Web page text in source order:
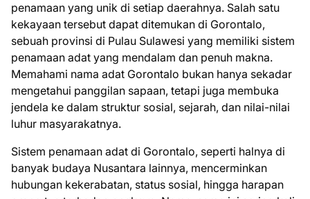
penamaan yang unik di setiap daerahnya. Salah satu
kekayaan tersebut dapat ditemukan di Gorontalo,
sebuah provinsi di Pulau Sulawesi yang memiliki sistem
penamaan adat yang mendalam dan penuh makna.
Memahami nama adat Gorontalo bukan hanya sekadar
mengetahui panggilan sapaan, tetapi juga membuka
jendela ke dalam struktur sosial, sejarah, dan nilai-nilai
luhur masyarakatnya.
Sistem penamaan adat di Gorontalo, seperti halnya di
banyak budaya Nusantara lainnya, mencerminkan
hubungan kekerabatan, status sosial, hingga harapan